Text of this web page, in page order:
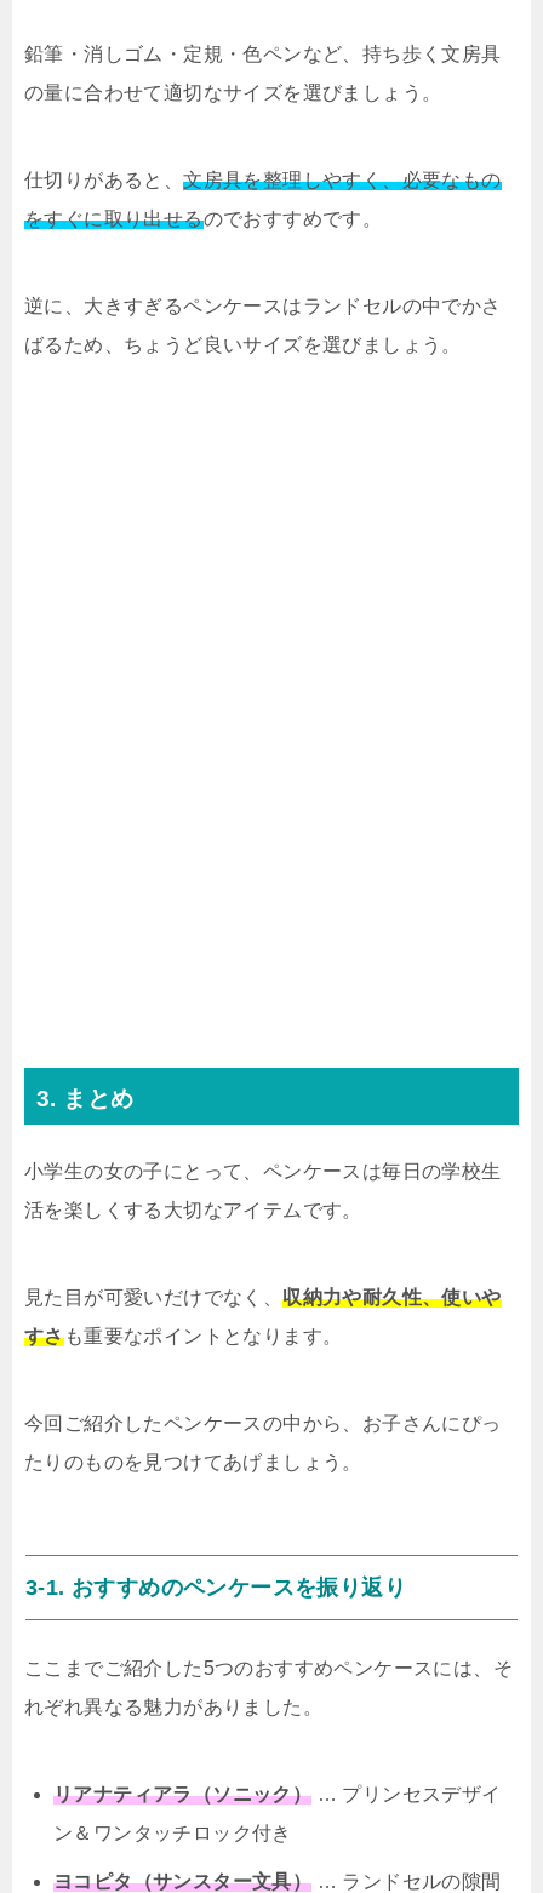
鉛筆・消しゴム・定規・色ペンなど、持ち歩く文房具
の量に合わせて適切なサイズを選びましょう。
仕切りがあると、文房具を整理しやすく、必要なもの
をすぐに取り出せるのでおすすめです。
逆に、大きすぎるペンケースはランドセルの中でかさ
ばるため、ちょうど良いサイズを選びましょう。
3. まとめ
小学生の女の子にとって、ペンケースは毎日の学校生
活を楽しくする大切なアイテムです。
見た目が可愛いだけでなく、収納力や耐久性、使いや
すさも重要なポイントとなります。
今回ご紹介したペンケースの中から、お子さんにぴっ
たりのものを見つけてあげましょう。
3-1. おすすめのペンケースを振り返り
ここまでご紹介した5つのおすすめペンケースには、そ
れぞれ異なる魅力がありました。
リアナティアラ（ソニック） … プリンセスデザイ
ン＆ワンタッチロック付き
ヨコピタ（サンスター文具） … ランドセルの隙間